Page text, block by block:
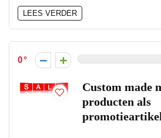
LEES VERDER
0
Custom made
producten als